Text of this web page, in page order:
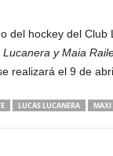
o del hockey del Club
Lucanera y Maia
realizará el 9 de
LUCAS LUCANERA MAXI